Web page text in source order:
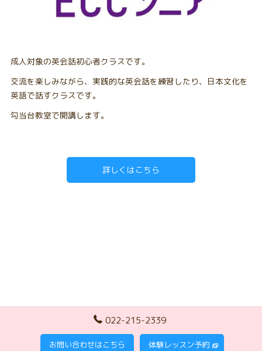
成人対象の英会話初心者クラスです。
交流を楽しみながら、実践的な英会話を練習したり、日本文化を
英語で話すクラスです。
勾当台教室で開講します。
詳しくはこちら
022-215-2339
お問い合わせはこちら 体験レッスン予約